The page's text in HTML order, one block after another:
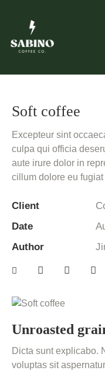
Soft coffee
Unroasted
Dicta sunt explicabo.
voluptas sit
Excepteur sint
culpa qui officia
aute irure dolor in
cillum dolore eu
Client
Date
Author